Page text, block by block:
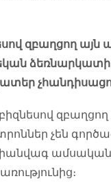
զբաղցող
չեն